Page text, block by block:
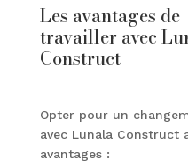
Les avantages de
travailler avec
Construct
Opter pour un
avec Lunala Construct
avantages :